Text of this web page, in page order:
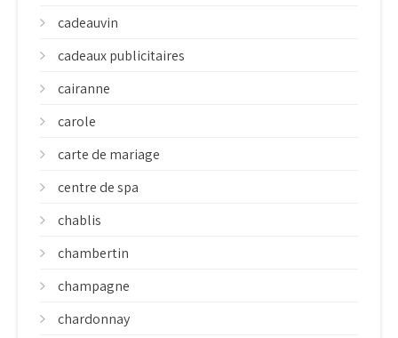
cadeauvin
cadeaux publicitaires
cairanne
carole
carte de mariage
centre de spa
chablis
chambertin
champagne
chardonnay